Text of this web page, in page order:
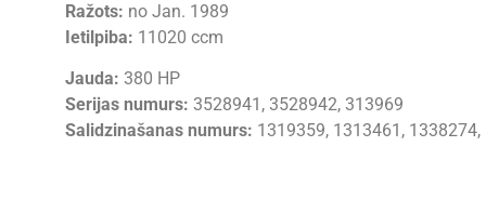
Ražots: no Jan. 1989
Ietilpiba: 11020 ccm
Jauda: 380 HP
Serijas numurs: 3528941, 3528942, 313969
Salidzinašanas numurs: 1319359, 1313461, 1338274,